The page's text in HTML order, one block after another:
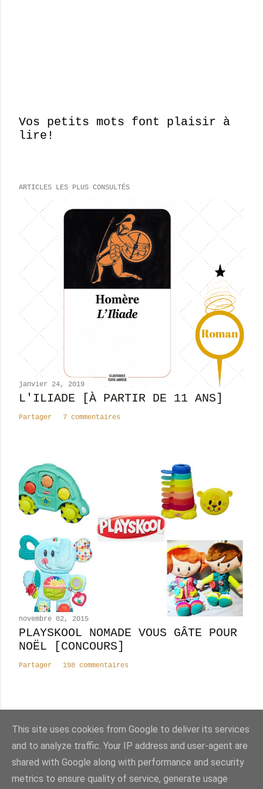
E
g
t
r
c
m
n
t
i
Vos petits mots font plaisir à
lire!
ARTICLES LES PLUS CONSULTÉS
janvier 24, 2019
L'ILIADE [À PARTIR DE 11 ANS]
Partager 7 commentaires
novembre 02, 2015
PLAYSKOOL NOMADE VOUS GÂTE POUR
NOËL [CONCOURS]
Partager 198 commentaires
Fourni par Blogger
This site uses cookies from Google to deliver its services
and to analyze traffic. Your IP address and user-agent are
shared with Google along with performance and security
metrics to ensure quality of service, generate usage